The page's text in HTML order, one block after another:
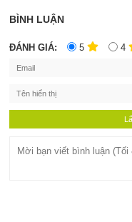
BÌNH LUẬN
ĐÁNH GIÁ: 5 4